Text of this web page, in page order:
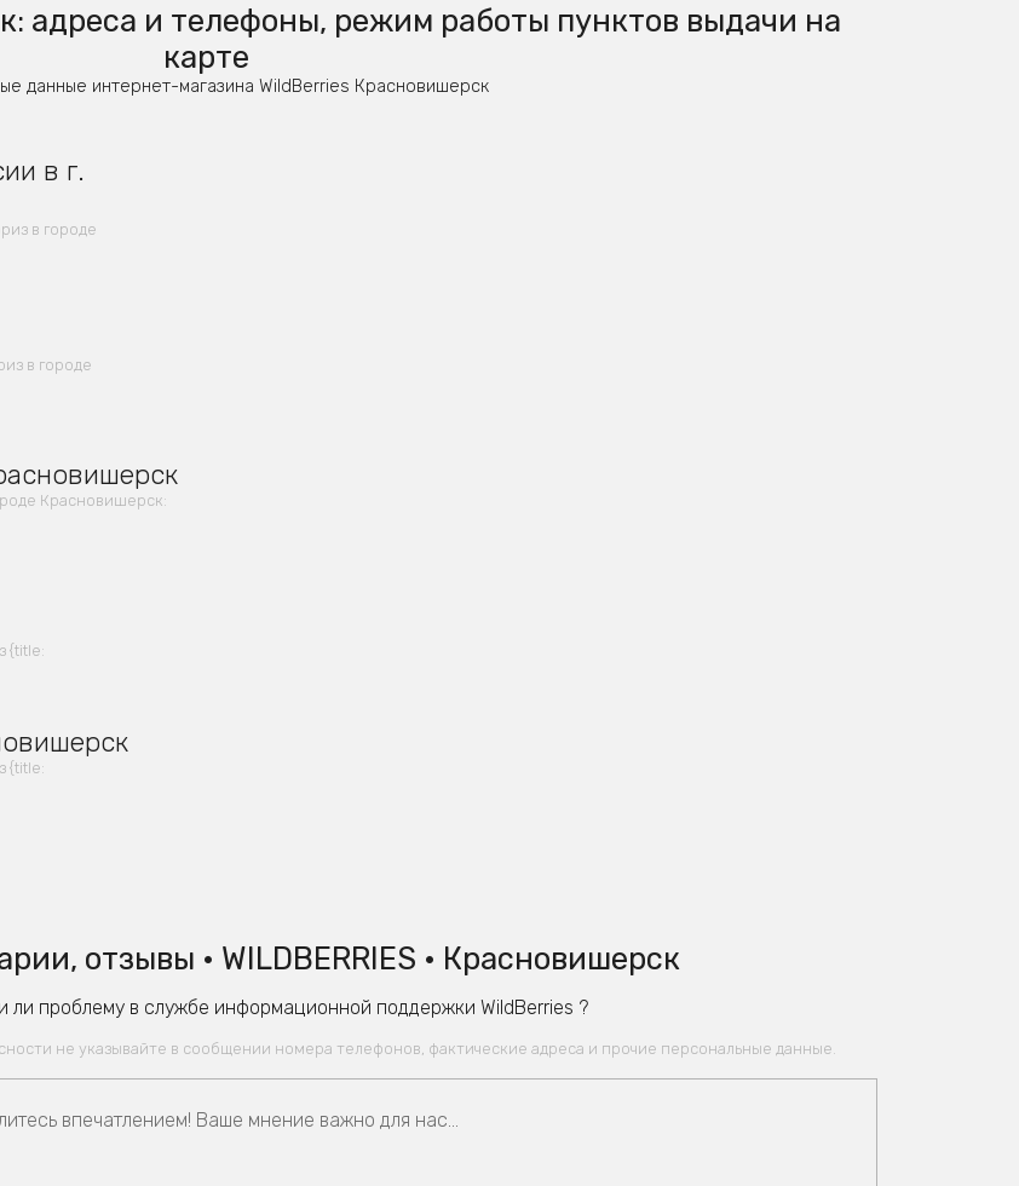
адреса и телефоны, режим работы пунктов выдачи на
карте
данные интернет-магазина WildBerries Красновишерск
в г.
в городе
в городе
Красновишерск:
{title:
{title:
отзывы • WILDBERRIES • Красновишерск
ли проблему в службе информационной поддержки WildBerries ?
не указывайте в сообщении номера телефонов, фактические адреса и прочие персональные данные.